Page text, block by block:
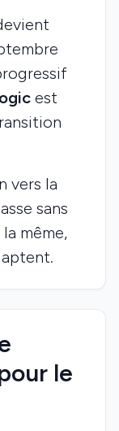
est
vers la
sans
même,
le